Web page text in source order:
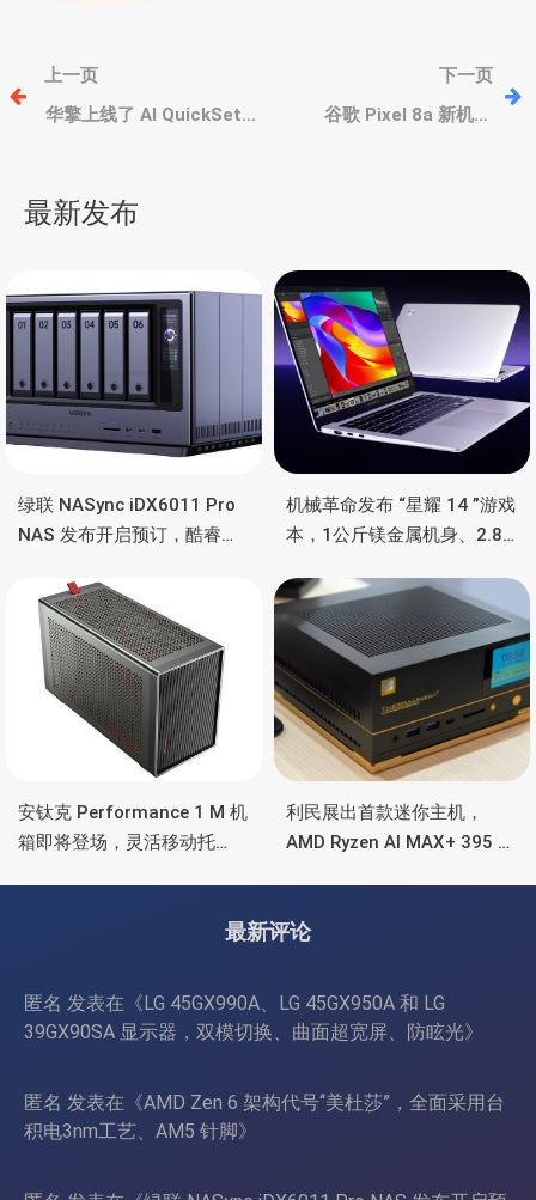
文
章
航
上一页
华擎上线了 AI QuickSet
下一页
谷歌 Pixel 8a 新机、
最新发布
绿联 NASync iDX6011 Pro
NAS 发布开启预订，酷睿
雷电4、OCuLink
机械革命发布 “星耀 14 ”游戏
本，1公斤镁金属机身、2.8K
时长续航
安钛克 Performance 1 M 机
箱即将登场，灵活移动托
利民展出首款迷你主机，
AMD Ryzen AI MAX+ 395 处
最新评论
匿名 发表在《 LG 45GX990A、LG 45GX950A 和 LG
39GX90SA 显示器，双模切换、曲面超宽屏、防眩光》
匿名 发表在《AMD Zen 6 架构代号“美杜莎”，全面采用台
积电3nm工艺、AM5 针脚》